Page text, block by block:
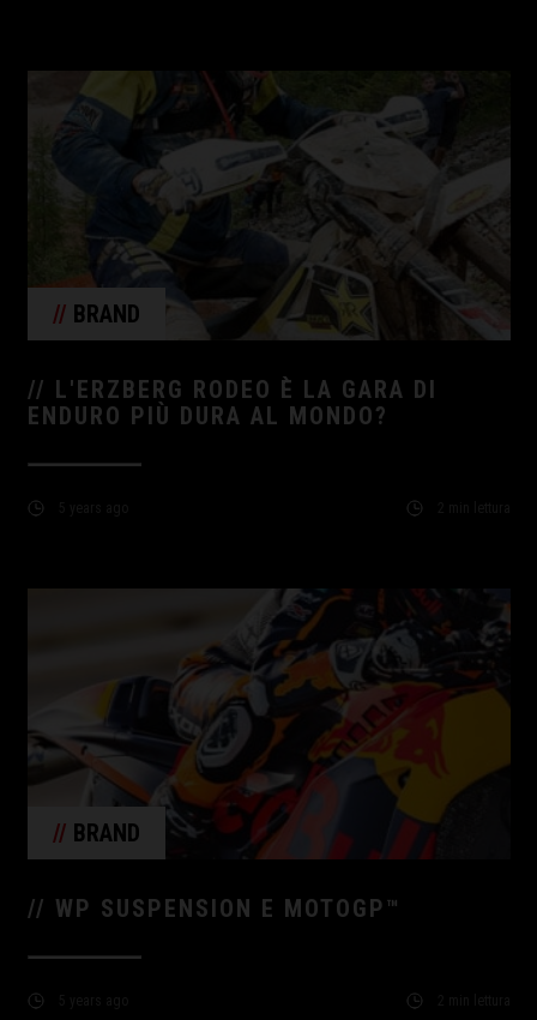
// BRAND
// L'ERZBERG RODEO È LA GARA DI
ENDURO PIÙ DURA AL MONDO?
// BRAND
// WP SUSPENSION E MOTOGP™